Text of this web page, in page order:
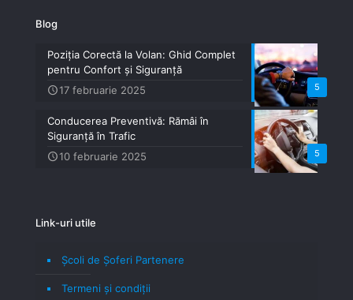
Blog
5
Poziția Corectă la Volan: Ghid Complet
pentru Confort și Siguranță
17 februarie 2025
5
Conducerea Preventivă: Rămâi în
Siguranță în Trafic
10 februarie 2025
Link-uri utile
Școli de Șoferi Partenere
Termeni şi condiţii